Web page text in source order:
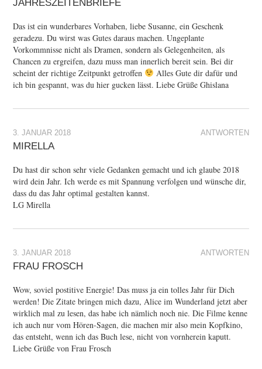
JAHRESZEITENBRIEFE
Das ist ein wunderbares Vorhaben, liebe Susanne, ein Geschenk
geradezu. Du wirst was Gutes daraus machen. Ungeplante
Vorkommnisse nicht als Dramen, sondern als Gelegenheiten, als
Chancen zu ergreifen, dazu muss man innerlich bereit sein. Bei dir
scheint der richtige Zeitpunkt getroffen
Alles Gute dir dafür und
ich bin gespannt, was du hier gucken lässt. Liebe Grüße Ghislana
ANTWORTEN
3. JANUAR 2018
MIRELLA
Du hast dir schon sehr viele Gedanken gemacht und ich glaube 2018
wird dein Jahr. Ich werde es mit Spannung verfolgen und wünsche dir,
dass du das Jahr optimal gestalten kannst.
LG Mirella
ANTWORTEN
3. JANUAR 2018
FRAU FROSCH
Wow, soviel postitive Energie! Das muss ja ein tolles Jahr für Dich
werden! Die Zitate bringen mich dazu, Alice im Wunderland jetzt aber
wirklich mal zu lesen, das habe ich nämlich noch nie. Die Filme kenne
ich auch nur vom Hören-Sagen, die machen mir also mein Kopfkino,
das entsteht, wenn ich das Buch lese, nicht von vornherein kaputt.
Liebe Grüße von Frau Frosch